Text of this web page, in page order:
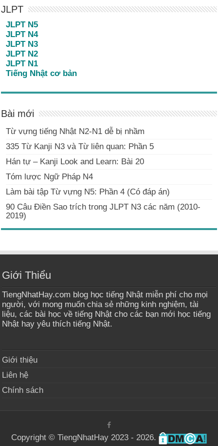
JLPT
JLPT N5
JLPT N4
JLPT N3
JLPT N2
JLPT N1
Tiếng Nhật cơ bản
Bài mới
Từ vựng tiếng Nhật N2-N1 dễ bị nhầm
335 Từ Kanji N3 và Từ liên quan: Phần 5
Hán tự – Kanji Look and Learn: Bài 20
Tóm lược Ngữ Pháp N4
Làm bài tập Từ vựng N5: Phần 4 (Có đáp án)
90 Câu Điền Sao trích trong JLPT N3 các năm (2010-
2019)
Giới Thiểu
TiengNhatHay.com blog học tiếng Nhật miễn phí cho mọi
người, với mong muốn chia sẻ những kinh nghiệm, tài
liệu, các bài học về tiếng Nhật cho các bạn mới học tiếng
Nhật hay yêu thích tiếng Nhật.
Giới thiệu
Liên hệ
Chính sách
Copyright © TiengNhatHay 2023 - 2026.